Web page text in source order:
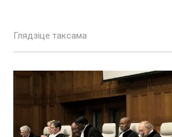
Глядзіце таксама